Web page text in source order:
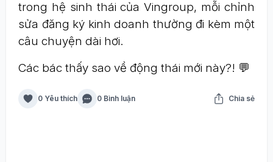
trong hệ sinh thái của Vingroup, mỗi chỉnh
sửa đăng ký kinh doanh thường đi kèm một
câu chuyện dài hơi.
Các bác thấy sao về động thái mới này?! 💬
0 Yêu thích 0 Bình luận Chia sẻ